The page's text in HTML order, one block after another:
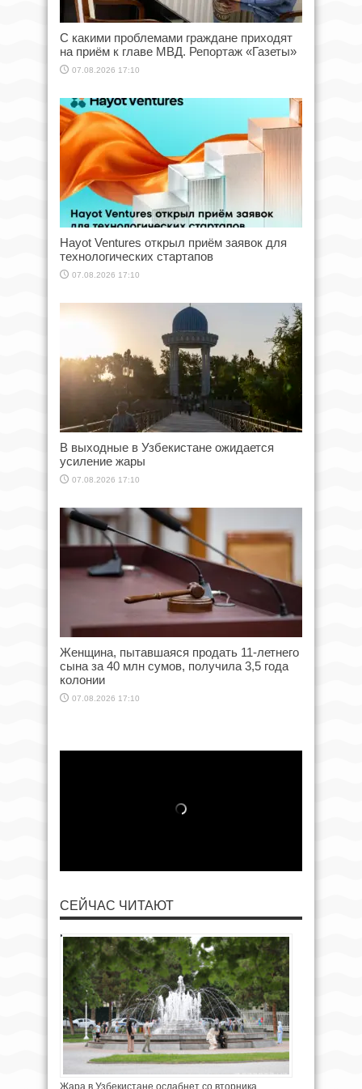
С какими проблемами граждане приходят
на приём к главе МВД. Репортаж «Газеты»
07.08.2026 17:10
Hayot Ventures открыл приём заявок для
технологических стартапов
07.08.2026 17:10
В выходные в Узбекистане ожидается
усиление жары
07.08.2026 17:10
Женщина, пытавшаяся продать 11-летнего
сына за 40 млн сумов, получила 3,5 года
колонии
07.08.2026 17:10
СЕЙЧАС ЧИТАЮТ
Жара в Узбекистане ослабнет со вторника